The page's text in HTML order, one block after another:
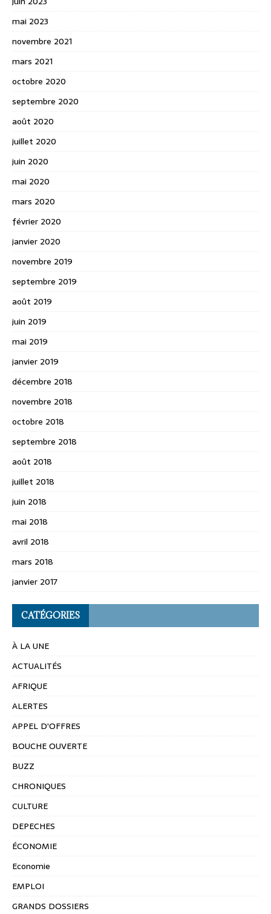
mai 2023
novembre 2021
mars 2021
octobre 2020
septembre 2020
août 2020
juillet 2020
juin 2020
mai 2020
mars 2020
février 2020
janvier 2020
novembre 2019
septembre 2019
août 2019
juin 2019
mai 2019
janvier 2019
décembre 2018
novembre 2018
octobre 2018
septembre 2018
août 2018
juillet 2018
juin 2018
mai 2018
avril 2018
mars 2018
janvier 2017
CATÉGORIES
À LA UNE
ACTUALITÉS
AFRIQUE
ALERTES
APPEL D'OFFRES
BOUCHE OUVERTE
BUZZ
CHRONIQUES
CULTURE
DEPECHES
ÉCONOMIE
Economie
EMPLOI
GRANDS DOSSIERS